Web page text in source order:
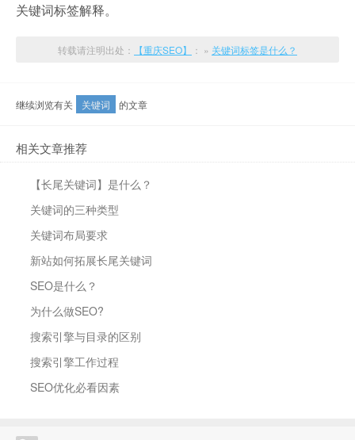
关键词标签解释。
转载请注明出处： 【重庆SEO】 ： » 关键词标签是什么？
继续浏览有关 关键词 的文章
相关文章推荐
【长尾关键词】是什么？
关键词的三种类型
关键词布局要求
新站如何拓展长尾关键词
SEO是什么？
为什么做SEO?
搜索引擎与目录的区别
搜索引擎工作过程
SEO优化必看因素